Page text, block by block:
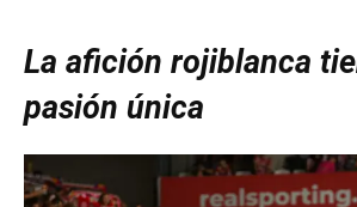
La afición rojiblanca
pasión única